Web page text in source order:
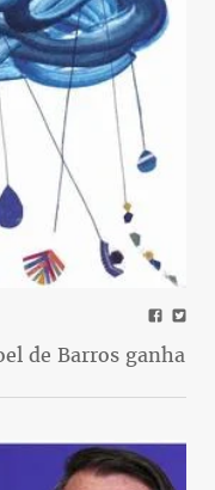
de Barros ganha